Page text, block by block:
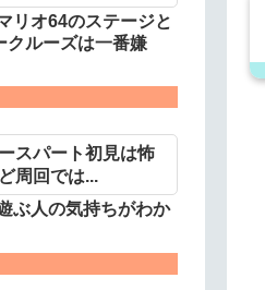
リオ64のステージと
クルーズは一番嫌
スパート初見は怖
周回では...
ぶ人の気持ちがわか